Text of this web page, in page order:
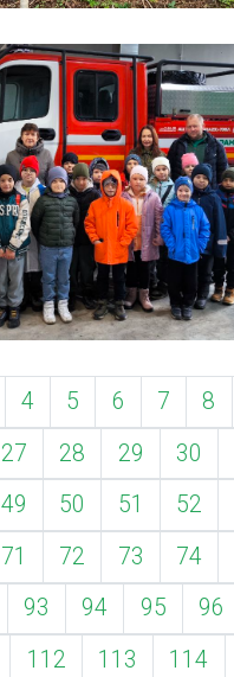
4 5 6 7 8
27 28 29 30
49 50 51 52
71 72 73 74
93 94 95 96
112 113 114